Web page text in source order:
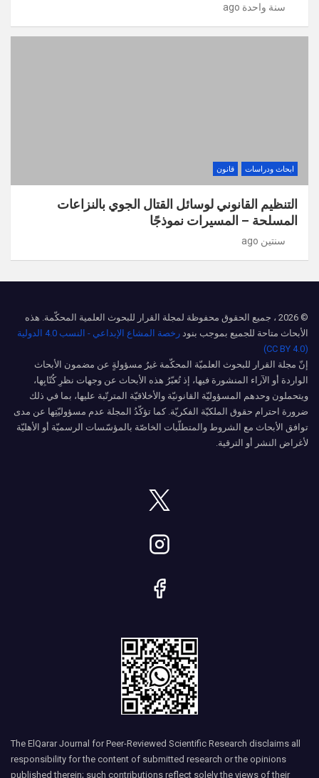
سنة واحدة ago
ابحاث ودراسات قانون
التنظيم القانوني لوسائل القتال الجوي بالنزاعات
المسلحة – المسيرات نموذجًا
سنتين ago
© 2026 ، جميع الحقوق محفوظة لمجلة القرار للبحوث العلمية المحكّمة. هذه
الأبحاث متاحة للجميع بموجب بنود
رخصة المشاع الإبداعي - النسب 4.0 الدولية
(CC BY 4.0)
إنّ مجلة القرار للبحوث العلميّة المحكّمة غيرُ مسؤولةٍ عن مضمون الأبحاث
الواردة أو الآراء المنشورة فيها، إذ تُعبّرُ هذه الأبحاث عن وجهات نظرِ كُتّابِها،
ويتحملون وحدهم المسؤوليّة القانونيّة والأخلاقيّة المترتّبة عليها، بما في ذلك
ضرورة احترام حقوق الملكيّة الفكريّة. كما تؤكّدُ المجلة عدم مسؤوليّتِها عن مدى
توافق الأبحاث مع الشروط والمتطلّبات الخاصّة بالمؤسّسات الرسميّة أو الأهليّة
لأغراض النشر أو الترقية.
The ElQarar Journal for Peer-Reviewed Scientific Research disclaims all
responsibility for the content of submitted research or the opinions
published therein; such contributions reflect solely the views of their